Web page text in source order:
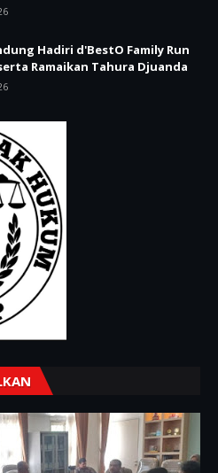
Hadiri d'BestO Family Run
Ramaikan Tahura Djuanda